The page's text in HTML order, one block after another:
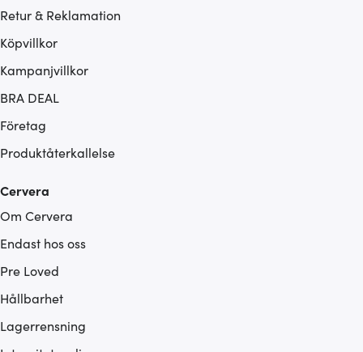
Retur & Reklamation
Köpvillkor
Kampanjvillkor
BRA DEAL
Företag
Produktåterkallelse
Cervera
Om Cervera
Endast hos oss
Pre Loved
Hållbarhet
Lagerrensning